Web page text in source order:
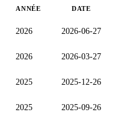
ANNÉE DATE
2026 2026-06-27
2026 2026-03-27
2025 2025-12-26
2025 2025-09-26